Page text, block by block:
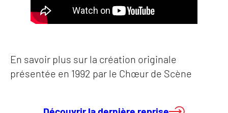
En savoir plus sur la création originale
présentée en 1992 par le Chœur de Scène